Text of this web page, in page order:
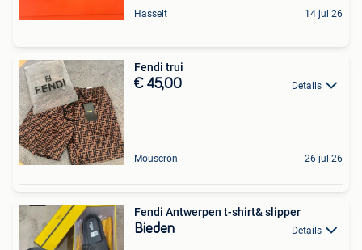
Hasselt 14 jul 26
Fendi trui
€ 45,00 Details
Mouscron 26 jul 26
Fendi Antwerpen t-shirt& slipper
Bieden Details